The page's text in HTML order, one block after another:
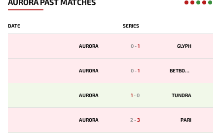
DATE SERIES
AURORA 0-1 GLYPH
AURORA 0-1 BETBOOM
AURORA 1-0 TUNDRA
AURORA 2 -3 PARI